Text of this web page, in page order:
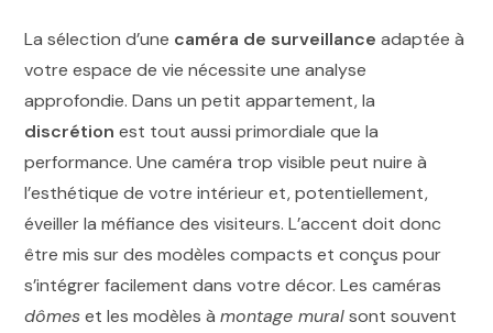
La sélection d’une caméra de surveillance adaptée à
votre espace de vie nécessite une analyse
approfondie. Dans un petit appartement, la
discrétion est tout aussi primordiale que la
performance. Une caméra trop visible peut nuire à
l’esthétique de votre intérieur et, potentiellement,
éveiller la méfiance des visiteurs. L’accent doit donc
être mis sur des modèles compacts et conçus pour
s’intégrer facilement dans votre décor. Les caméras
dômeset les modèles àmontage muralsont souvent